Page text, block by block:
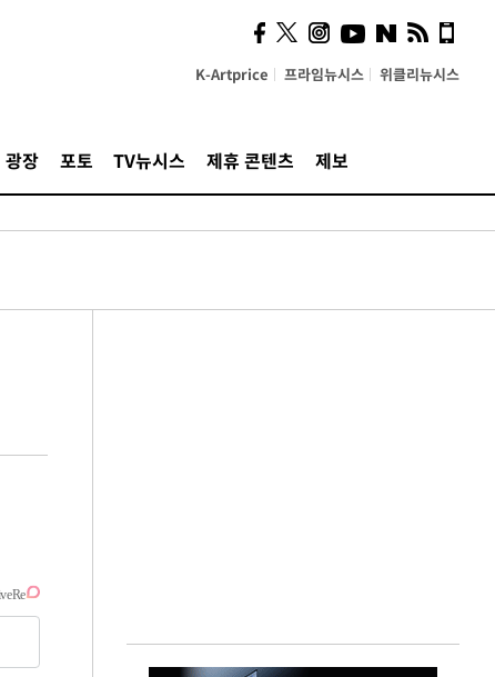
K-Artprice 프라임뉴시스 위클리뉴시스
광장 포토 TV뉴시스 제휴 콘텐츠 제보